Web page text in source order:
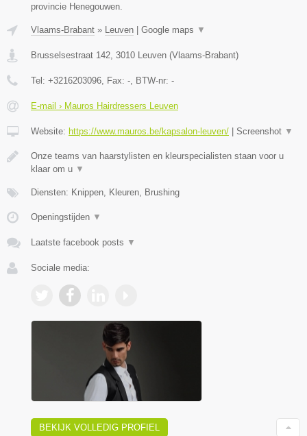
provincie Henegouwen.
Vlaams-Brabant » Leuven | Google maps ▼
Brusselsestraat 142 3010 Leuven (Vlaams-Brabant)
Tel: +3216203096 , Fax: - , BTW-nr: -
E-mail › Mauros Hairdressers Leuven
Website: https://www.mauros.be/kapsalon-leuven/ | Screenshot ▼
Onze teams van haarstylisten en kleurspecialisten staan voor u
klaar om u ▼
Diensten: Knippen, Kleuren, Brushing
Openingstijden ▼
Laatste facebook posts ▼
Sociale media:
BEKIJK VOLLEDIG PROFIEL